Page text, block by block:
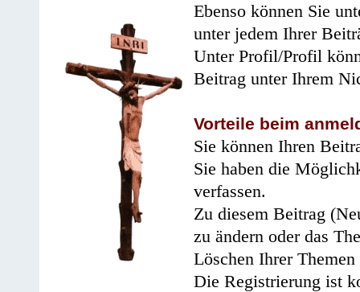
Ebenso können Sie
unter jedem Ihrer
Unter Profil/Profil
Beitrag unter Ihrem
Vorteile beim
Sie können Ihren
Sie haben die
verfassen.
Zu diesem Beitrag
zu ändern oder das
Löschen Ihrer
Die Registrierung ist